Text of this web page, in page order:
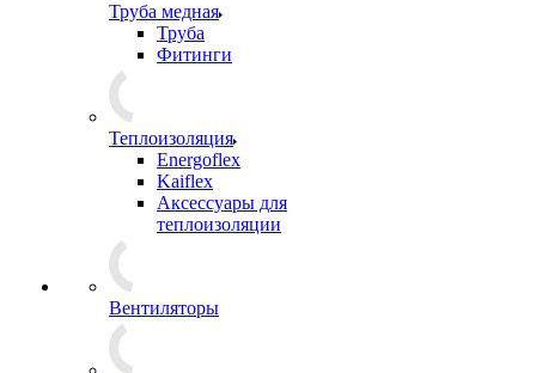
Труба медная
Труба
Фитинги
Теплоизоляция
Energoflex
Kaiflex
Аксессуары для
теплоизоляции
Вентиляторы